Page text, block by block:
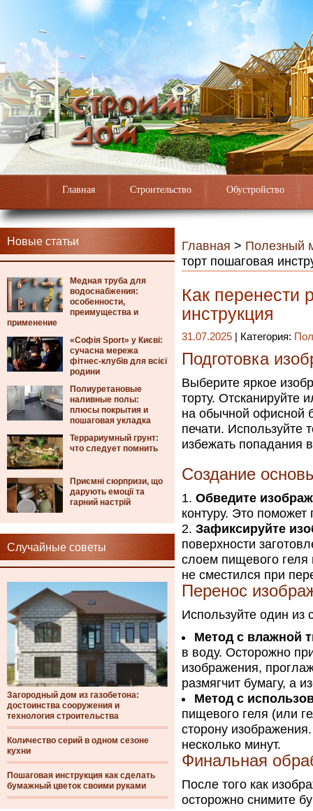
Главная Строительство Обустройство
Новые статьи
Медная труба для
водоснабжения:
особенности,
преимущества и
применение
«Софія Sport» у Києві:
сучасна мережа
фітнес-клубів для всієї
родини
Полиуретановые
наливные полы:
плюсы покрытия и
пошаговая укладка
Террариумный грунт:
что следует помнить
Приємні сюрпризи, що
дарують емоції та
гарний настрій
Случайные советы
Загородный дом из газобетона:
достоинства сооружения и
технология строительства
Количество серий в одном сезоне
кухни
Пошаговая инструкция как сделать
бумажный цветок своими руками
Главная > Полезный
торт пошаговая
Как перенести
инструкция
31.07.2025 | Категория:
Подготовка
Выберите яркое
торту. Отсканируйте
на обычной офисной
печати. Используйте
избежать попадания
Создание
Обведите
контуру. Это
Зафиксируйте
поверхности
слоем пищевого геля
не сместился при
Перенос
Используйте один из
Метод с влажной
в воду. Осторожно
изображения,
размягчит бумагу, а
Метод с
пищевого геля (или
сторону
несколько минут.
Финальная
После того как
осторожно снимите